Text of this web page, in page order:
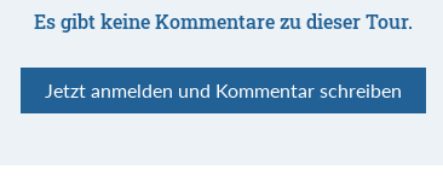
Es gibt keine Kommentare zu dieser Tour.
Jetzt anmelden und Kommentar schreiben